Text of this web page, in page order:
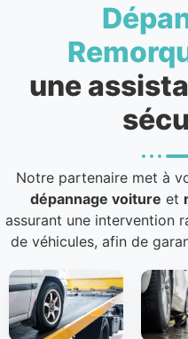
une
Notre partenaire met à
dépannage voiture et
assurant une intervention
de véhicules, afin de